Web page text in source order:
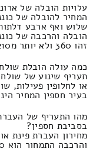
עלויות הובלה של
המחיר להובלה של
שלוש ואף ארבע
הובלה והרכבה של
זהו 360 ולא יותר מ210 שקל.
כמה עולה הובלת
תעריף שינוע של
או לחלופין פעילות,
בעיר חספין המחיר הינו 410 ולכל היותר 200 שקל
מהו התעריף של
בסביבת חספין?
והרכבה התמחור הוא 410 ומקסימום 210 ₪.